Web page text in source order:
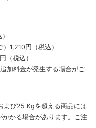
1,210円（税込）
（税込）
加料金が発生する場合がご
よび25 Kgを超える商品には
かる場合があります。
ご注